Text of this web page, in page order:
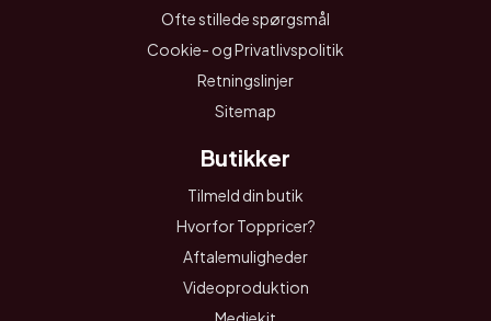
Ofte stillede spørgsmål
Cookie- og Privatlivspolitik
Retningslinjer
Sitemap
Butikker
Tilmeld din butik
Hvorfor Toppricer?
Aftalemuligheder
Videoproduktion